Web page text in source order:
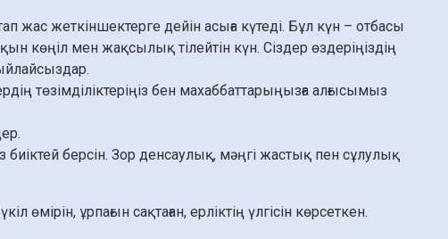
жеткіншектерге дейін асыға күтеді. Бұл күн – отбасы
мен жақсылық тілейтін күн. Сіздер өздеріңіздің
төзімділіктеріңіз бен махаббаттарыңызға алғысымыз
берсін. Зор денсаулық, мәңгі жастық пен сұлулық
ұрпағын сақтаған, ерліктің үлгісін көрсеткен.